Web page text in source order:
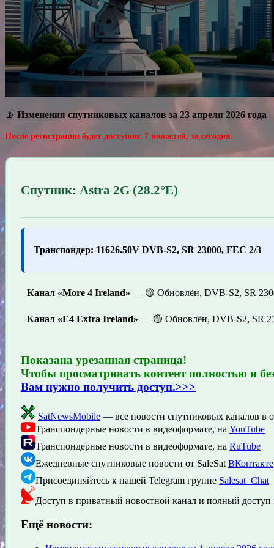
📡 Изменения спутниковых каналов за 23 апреля 2026 года
После регистрации будет доступно: 7 новостей, за сегодня.
Спутник: Astra 2G (28.2°E)
Транспондер: 11626.50V DVB-S2, SR 23000, FEC 2/3
Канал «More 4 Ireland» — 🟡 Обновлён, DVB-S2, SR
Канал «E4 Extra Ireland» — 🟡 Обновлён, DVB-S2, SR
Показана урезанная страница!
Чтобы просматривать контент полностью и
Вам нужно получить доступ.>>>
SatNewsMobile — все новости спутниковых каналов в
Транспондерные новости в видеоформате, на YouTube
Транспондерные новости в видеоформате, на RuTube
Ежедневные спутниковые новости от SaleSat ВКонтакте
Присоединяйтесь к нашей Telegram группе Salesat_Chat
Доступ в приватный новостной канал и полный
Ещё новости: